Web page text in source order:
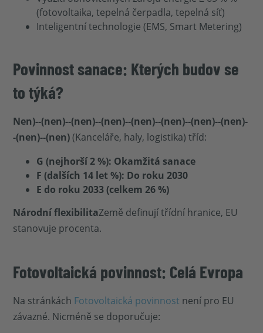
(fotovoltaika, tepelná čerpadla, tepelná síť)
Inteligentní technologie (EMS, Smart Metering)
Povinnost sanace: Kterých budov se
to týká?
Nen)--(nen)--(nen)--(nen)--(nen)--(nen)--(nen)--(nen)-
-(nen)--(nen)(Kanceláře, haly, logistika) tříd:
G (nejhorší 2 %): Okamžitá sanace
F (dalších 14 let %): Do roku 2030
E do roku 2033 (celkem 26 %)
Národní flexibilitaZemě definují třídní hranice, EU
stanovuje procenta.
Fotovoltaická povinnost: Celá Evropa
Na stránkách Fotovoltaická povinnost není pro EU
závazné. Nicméně se doporučuje: